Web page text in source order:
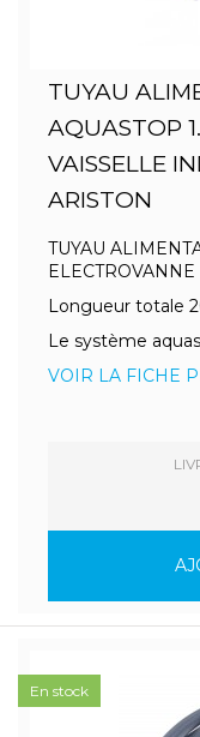
TUYAU
AQUASTOP
VAISSELLE
ARISTON
TUYAU
Longueur totale
Le système
VOIR LA FICHE
En stock